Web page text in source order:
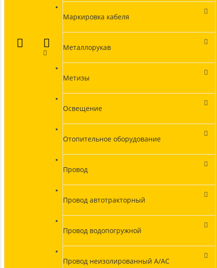
Маркировка кабеля
Металлорукав
Метизы
Освещение
Отопительное оборудование
Провод
Провод автотракторный
Провод водопогружной
Провод неизолированный А/АС